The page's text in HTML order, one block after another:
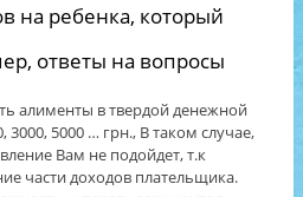
на ребенка, который
ответы на вопросы
алименты в твердой денежной
5000 … грн., В таком случае,
Вам не подойдет, т.к
части доходов плательщика.